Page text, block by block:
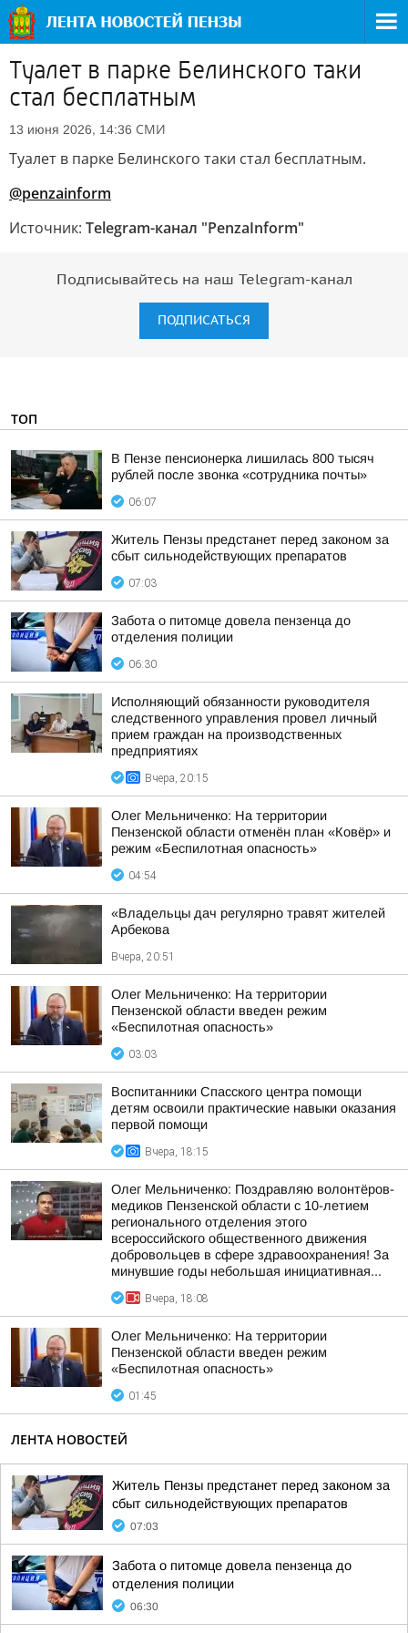
Туалет в парке Белинского таки
стал бесплатным
13 июня 2026, 14:36 СМИ
Туалет в парке Белинского таки стал бесплатным.
@penzainform
Источник: Telegram-канал "PenzaInform"
Подписывайтесь на наш Telegram-канал
ПОДПИСАТЬСЯ
ТОП
В Пензе пенсионерка лишилась 800 тысяч
рублей после звонка «сотрудника почты»
06:07
Житель Пензы предстанет перед законом за
сбыт сильнодействующих препаратов
07:03
Забота о питомце довела пензенца до
отделения полиции
06:30
Исполняющий обязанности руководителя
следственного управления провел личный
прием граждан на производственных
предприятиях
Вчера, 20:15
Олег Мельниченко: На территории
Пензенской области отменён план «Ковёр» и
режим «Беспилотная опасность»
04:54
«Владельцы дач регулярно травят жителей
Арбекова
Вчера, 20:51
Олег Мельниченко: На территории
Пензенской области введен режим
«Беспилотная опасность»
03:03
Воспитанники Спасского центра помощи
детям освоили практические навыки оказания
первой помощи
Вчера, 18:15
Олег Мельниченко: Поздравляю волонтёров-
медиков Пензенской области с 10-летием
регионального отделения этого
всероссийского общественного движения
добровольцев в сфере здравоохранения! За
минувшие годы небольшая инициативная...
Вчера, 18:08
Олег Мельниченко: На территории
Пензенской области введен режим
«Беспилотная опасность»
01:45
ЛЕНТА НОВОСТЕЙ
Житель Пензы предстанет перед законом за
сбыт сильнодействующих препаратов
07:03
Забота о питомце довела пензенца до
отделения полиции
06:30